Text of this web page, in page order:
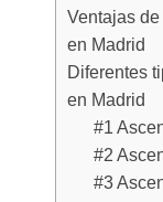
Ventajas
en Madrid
Diferentes
en Madrid
#1
#2
#3